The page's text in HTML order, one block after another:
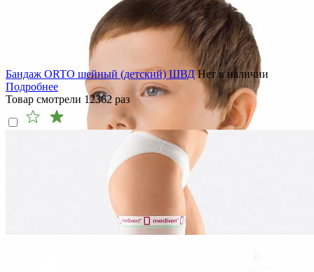
Бандаж ORTO шейный (детский) ШВД Нет в наличии
Подробнее
Товар смотрели 12362 раз